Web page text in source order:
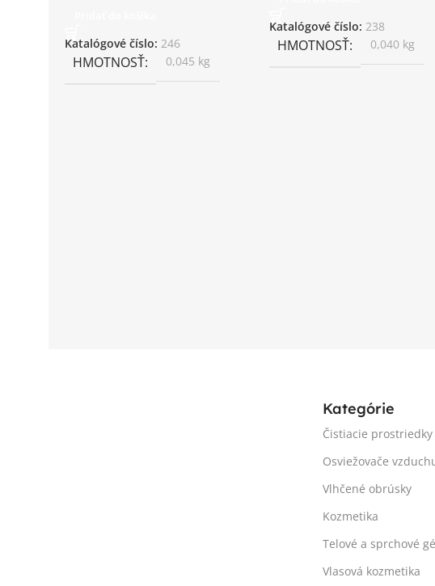
Katalógové číslo: 246
HMOTNOSŤ 0,045 kg
Katalógové číslo: 238
HMOTNOSŤ 0,040 kg
Kategórie
Čistiacie prostriedky
Osviežovače
Vlhčené obrúsky
Kozmetika
Telové a sprchové
Vlasová kozmetika